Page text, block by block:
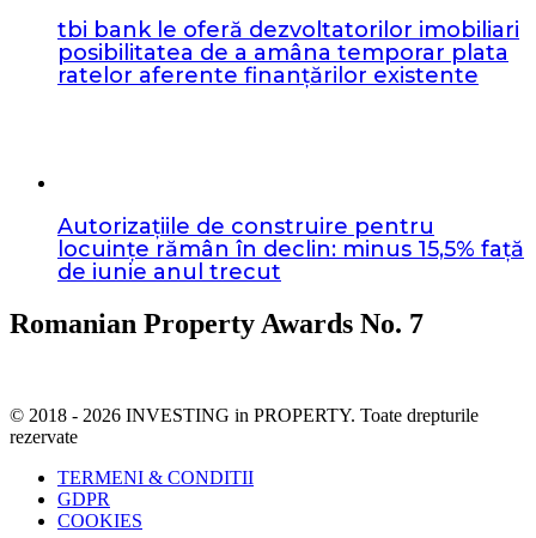
tbi bank le oferă dezvoltatorilor imobiliari
posibilitatea de a amâna temporar plata
ratelor aferente finanțărilor existente
Autorizațiile de construire pentru
locuințe rămân în declin: minus 15,5% față
de iunie anul trecut
Romanian Property Awards No. 7
© 2018 - 2026 INVESTING in PROPERTY. Toate drepturile
rezervate
TERMENI & CONDITII
GDPR
COOKIES